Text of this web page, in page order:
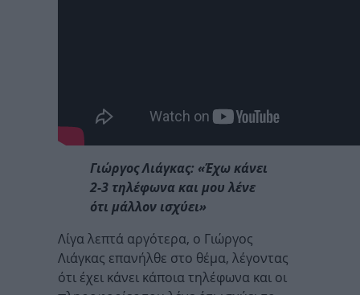
Γιώργος Λιάγκας: «Έχω κάνει
2-3 τηλέφωνα και μου λένε
ότι μάλλον ισχύει»
Λίγα λεπτά αργότερα, ο Γιώργος
Λιάγκας επανήλθε στο θέμα, λέγοντας
ότι έχει κάνει κάποια τηλέφωνα και οι